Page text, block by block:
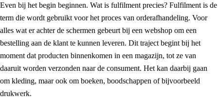
Even bij het begin beginnen. Wat is fulfilment precies? Fulfilment is de
term die wordt gebruikt voor het proces van orderafhandeling. Voor
alles wat er achter de schermen gebeurt bij een webshop om een
bestelling aan de klant te kunnen leveren. Dit traject begint bij het
moment dat producten binnenkomen in een magazijn, tot ze van
daaruit worden verzonden naar de consument. Het kan daarbij gaan
om kleding, maar ook om boeken, boodschappen of bijvoorbeeld
drukwerk.